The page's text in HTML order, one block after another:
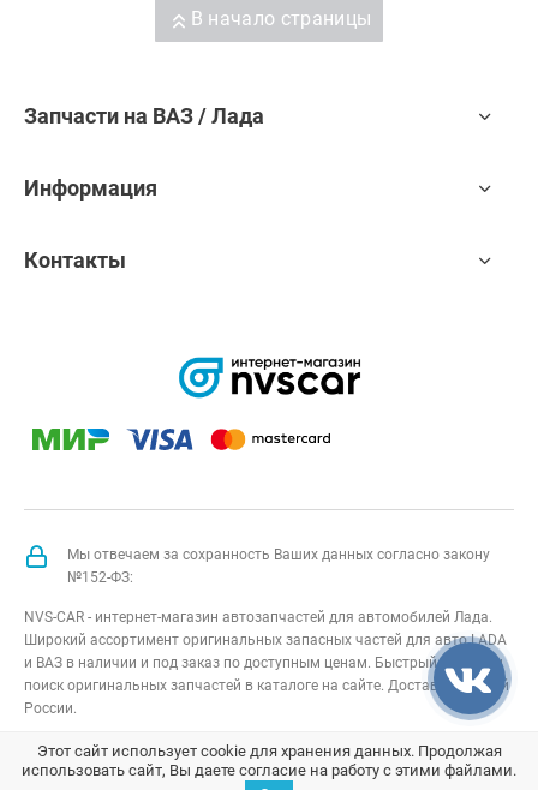
В начало страницы
Запчасти на ВАЗ / Лада
Информация
Контакты
Мы отвечаем за сохранность Ваших данных согласно закону
№152-ФЗ:
NVS-CAR - интернет-магазин автозапчастей для автомобилей Лада.
Широкий ассортимент оригинальных запасных частей для авто LADA
и ВАЗ в наличии и под заказ по доступным ценам. Быстрый подбор и
поиск оригинальных запчастей в каталоге на сайте. Доставка по всей
России.
NVS-CAR© 2014 –2026Все права защищеныкарта сайта;
Договор оферта; Политика конфиденциальности
Этот сайт использует cookie для хранения данных. Продолжая
использовать сайт, Вы даете согласие на работу с этими файлами.